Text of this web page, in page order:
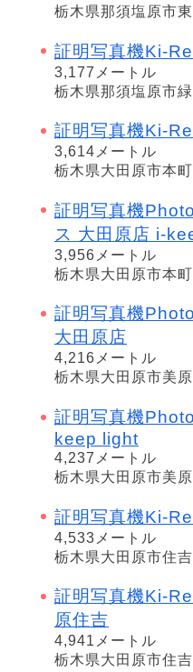
栃木県那須塩原市
証明写真機Ki-
3,177メートル
栃木県那須塩原市
証明写真機Ki-
3,614メートル
栃木県大田原市本
証明写真機
ス 大田原店 i-
3,956メートル
栃木県大田原市本
証明写真機
大田原店
4,216メートル
栃木県大田原市美
証明写真機
keep light
4,237メートル
栃木県大田原市美
証明写真機Ki-
4,533メートル
栃木県大田原市住
証明写真機Ki-
原住吉
4,941メートル
栃木県大田原市住